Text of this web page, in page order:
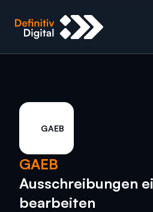
GAEB
GAEB
Ausschreibungen
bearbeiten